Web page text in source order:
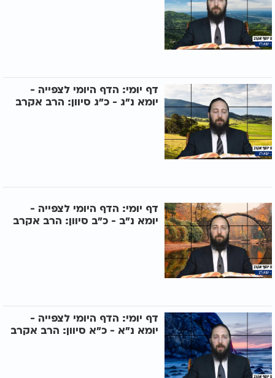
דף יומי: הדף היומי לצפייה -
יומא נ"ג - כ"ג סיוון: הרב אקרב
דף יומי: הדף היומי לצפייה -
יומא נ"ב - כ"ב סיוון: הרב אקרב
דף יומי: הדף היומי לצפייה -
יומא נ"א - כ"א סיוון: הרב אקרב